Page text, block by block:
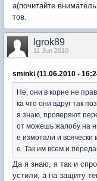
а(почитайте
тов.
Igrok89
11 Jun 2010
sminki (11.06.2010 -
Не, они в корне не
ка что они вдруг так
я знаю, проверяют
от можешь жалобу на
е измотали и всячески
е. Так им всем и
Да я знаю, я так и
устили, а на защиту